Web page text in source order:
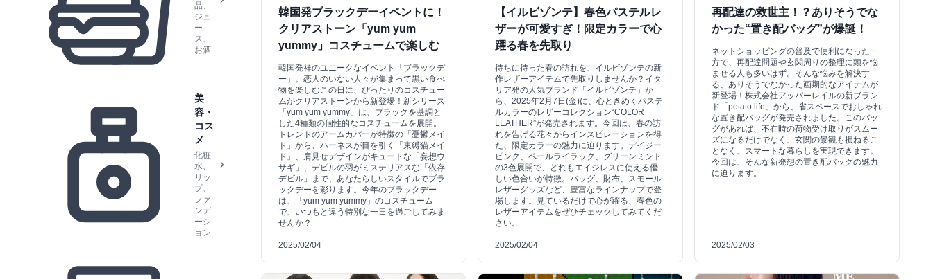
品、
ジュ
ー
ス、
お酒
美
容・
コス
メ
化粧
水、
リッ
プ、
ファ
ンデ
ーシ
ョン
韓国発ブラックデーイベントに！
クリアストーン「yum yum
yummy」コスチュームで楽しむ
韓国発祥のユニークなイベント「ブラックデ
ー」。恋人のいない人々が集まって黒い食べ
物を楽しむこの日に、ぴったりのコスチュー
ムがクリアストーンから新登場！新シリーズ
「yum yum yummy」は、ブラックを基調と
した4種類の個性的なコスチュームを展開。
トレンドのアームカバーが特徴の「憂鬱メイ
ド」から、ハーネスが目を引く「束縛猫メイ
ド」、肩見せデザインがキュートな「妄想ウ
サギ」、デビルの羽がミステリアスな「依存
デビル」まで、あなたらしいスタイルでブラ
ックデーを彩ります。今年のブラックデー
は、「yum yum yummy」のコスチューム
で、いつもと違う特別な一日を過ごしてみま
せんか？
2025/02/04
【イルビゾンテ】春色パステルレ
ザーが可愛すぎ！限定カラーで心
躍る春を先取り
待ちに待った春の訪れを、イルビゾンテの新
作レザーアイテムで先取りしませんか？イタ
リア発の人気ブランド「イルビゾンテ」か
ら、2025年2月7日(金)に、心ときめくパステ
ルカラーのレザーコレクション“COLOR
LEATHER”が発売されます。今回は、春の訪
れを告げる花々からインスピレーションを得
た、限定カラーの魅力に迫ります。デイジー
ピンク、ペールライラック、グリーンミント
の3色展開で、どれもエイジレスに使える優
しい色合いが特徴。バッグ、財布、スモール
レザーグッズなど、豊富なラインナップで登
場します。見ているだけで心が躍る、春色の
レザーアイテムをぜひチェックしてみてくだ
さい。
2025/02/04
再配達の救世主！？ありそうでな
かった“置き配バッグ”が爆誕！
ネットショッピングの普及で便利になった一
方で、再配達問題や玄関周りの整理に頭を悩
ませる人も多いはず。そんな悩みを解決す
る、ありそうでなかった画期的なアイテムが
新登場！株式会社アッパーレイルの新ブラン
ド「potato life」から、省スペースでおしゃれ
な置き配バッグが発売されました。このバッ
グがあれば、不在時の荷物受け取りがスムー
ズになるだけでなく、玄関の景観も損ねるこ
となく、スマートな暮らしを実現できます。
今回は、そんな新発想の置き配バッグの魅力
に迫ります。
2025/02/03